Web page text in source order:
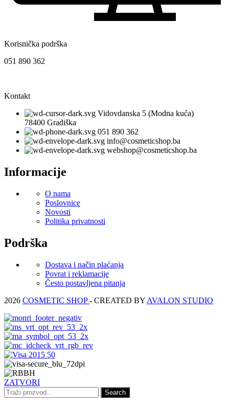
Korisnička podrška
051 890 362
Kontakt
Vidovdanska 5 (Modna kuća)
78400 Gradiška
051 890 362
info@cosmeticshop.ba
webshop@cosmeticshop.ba
Informacije
O nama
Poslovnice
Novosti
Politika privatnosti
Podrška
Dostava i način plaćanja
Povrat i reklamacije
Često postavljena pitanja
2026 COSMETIC SHOP- CREATED BY AVALON STUDIO
ZATVORI
Search